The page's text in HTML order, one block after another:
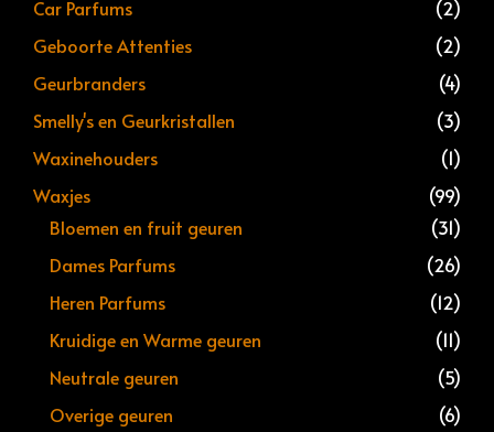
Car Parfums
(2)
Geboorte Attenties
(2)
Geurbranders
(4)
Smelly's en Geurkristallen
(3)
Waxinehouders
(1)
Waxjes
(99)
Bloemen en fruit geuren
(31)
Dames Parfums
(26)
Heren Parfums
(12)
Kruidige en Warme geuren
(11)
Neutrale geuren
(5)
Overige geuren
(6)